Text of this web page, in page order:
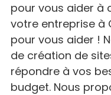
pour vous aider à
votre entreprise à
pour vous aider !
de création de
répondre à vos
budget. Nous